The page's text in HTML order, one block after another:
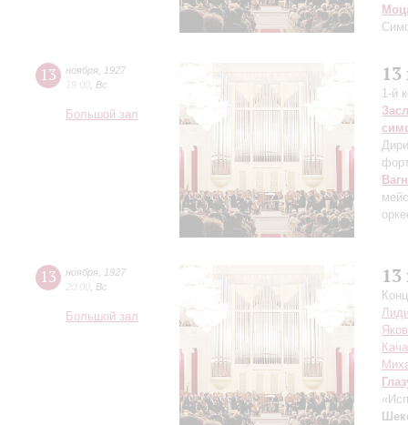
13 ноября
1927
19:00 Вс
Большой зал
1-й
13 ноября
1927
20:00 Вс
Большой зал